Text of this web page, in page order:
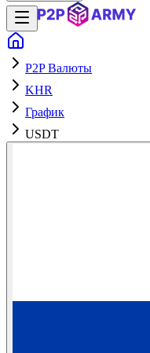
P2P Валюты
KHR
График
USDT